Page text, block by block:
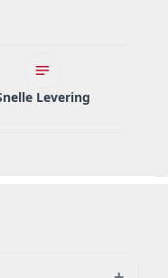
Levering